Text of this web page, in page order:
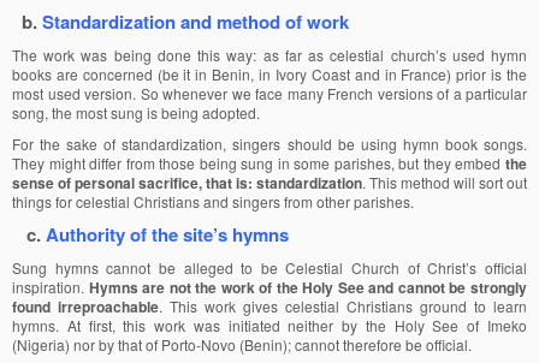
b.Standardization and method of work
The work was being done this way: as far as celestial church’s used hymn
books are concerned (be it in Benin, in Ivory Coast and in France) prior is the
most used version. So whenever we face many French versions of a particular
song, the most sung is being adopted.
For the sake of standardization, singers should be using hymn book songs.
They might differ from those being sung in some parishes, but they embed the
sense of personal sacrifice, that is: standardization. This method will sort out
things for celestial Christians and singers from other parishes.
c.Authority of the site’s hymns
Sung hymns cannot be alleged to be Celestial Church of Christ’s official
inspiration. Hymns are not the work of the Holy See and cannot be strongly
found irreproachable. This work gives celestial Christians ground to learn
hymns. At first, this work was initiated neither by the Holy See of Imeko
(Nigeria) nor by that of Porto-Novo (Benin); cannot therefore be official.